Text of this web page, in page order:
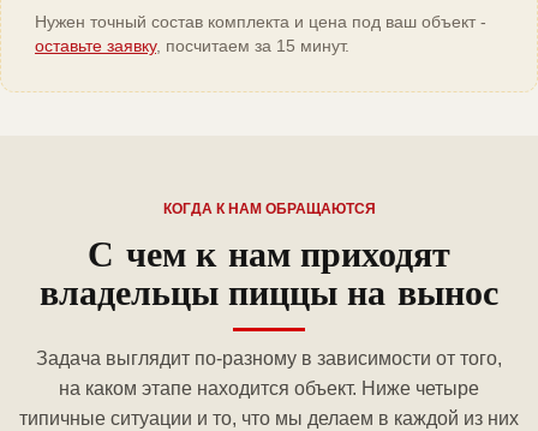
Нужен точный состав комплекта и цена под ваш объект -
оставьте заявку, посчитаем за 15 минут.
КОГДА К НАМ ОБРАЩАЮТСЯ
С чем к нам приходят
владельцы пиццы на вынос
Задача выглядит по-разному в зависимости от того,
на каком этапе находится объект. Ниже четыре
типичные ситуации и то, что мы делаем в каждой из них